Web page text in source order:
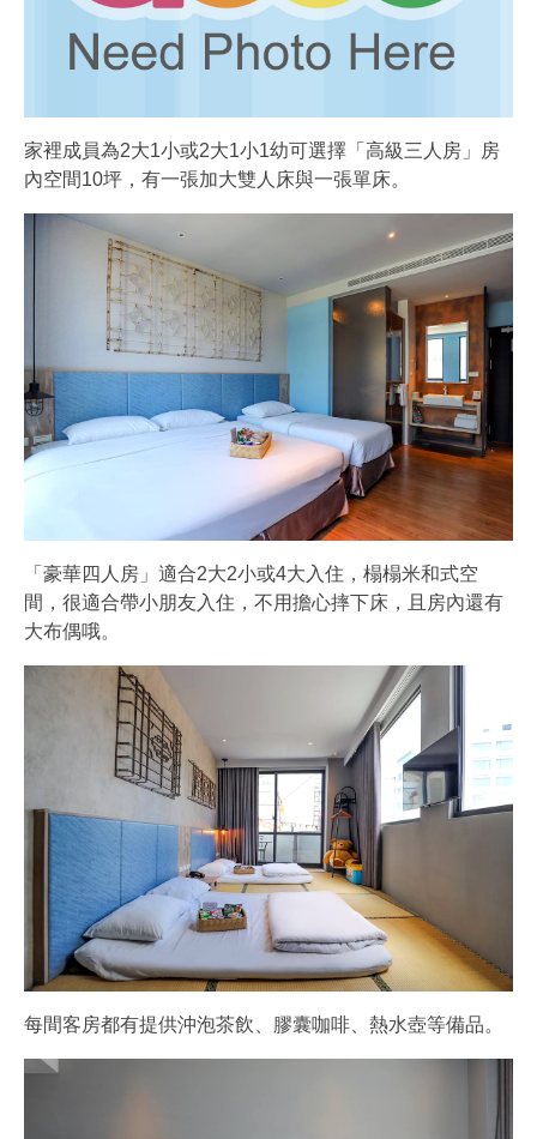
家裡成員為2大1小或2大1小1幼可選擇「高級三人房」房
內空間10坪，有一張加大雙人床與一張單床。
「豪華四人房」適合2大2小或4大入住，榻榻米和式空
間，很適合帶小朋友入住，不用擔心摔下床，且房內還有
大布偶哦。
每間客房都有提供沖泡茶飲、膠囊咖啡、熱水壺等備品。